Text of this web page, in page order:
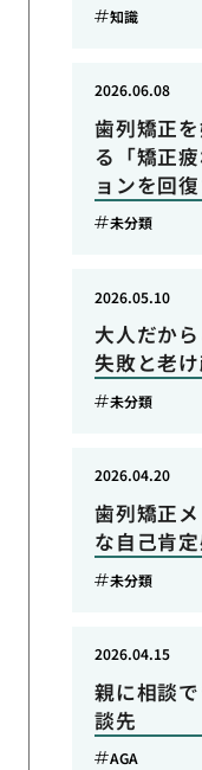
知識
歯列矯正
る「矯正
ョンを回
2026.06.08
未分類
大人だか
失敗と老
2026.05.10
未分類
歯列矯正
な自己肯
2026.04.20
未分類
親に相談
談先
2026.04.15
AGA